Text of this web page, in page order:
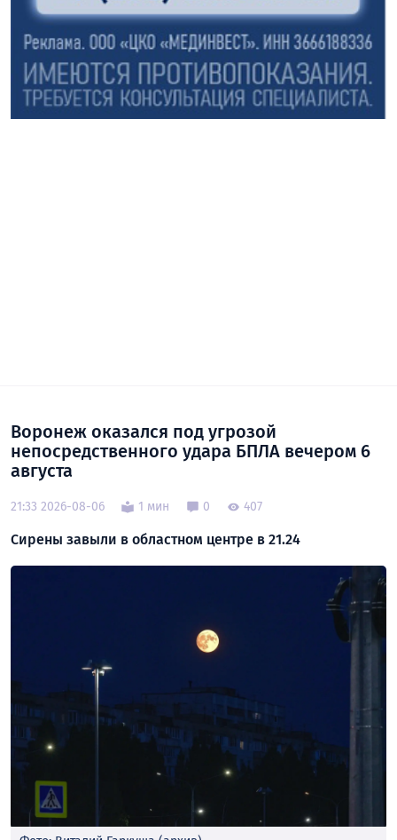
Воронеж оказался под угрозой
непосредственного удара БПЛА вечером 6
августа
21:33 2026-08-06 1 мин 0 407
Сирены завыли в областном центре в 21.24